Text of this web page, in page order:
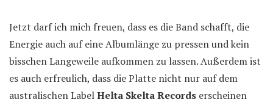
Jetzt darf ich mich freuen, dass es die Band schafft, die
Energie auch auf eine Albumlänge zu pressen und kein
bisschen Langeweile aufkommen zu lassen. Außerdem ist
es auch erfreulich, dass die Platte nicht nur auf dem
australischen LabelHelta Skelta Records erscheinen